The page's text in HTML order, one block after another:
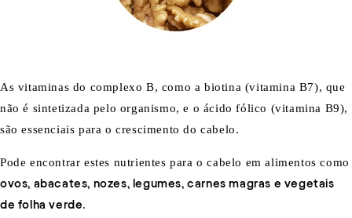
As vitaminas do complexo B, como a biotina (vitamina B7), que
não é sintetizada pelo organismo, e o ácido fólico (vitamina B9),
são essenciais para o crescimento do cabelo.
Pode encontrar estes nutrientes para o cabelo em alimentos como
ovos, abacates, nozes, legumes, carnes magras e vegetais
de folha verde.